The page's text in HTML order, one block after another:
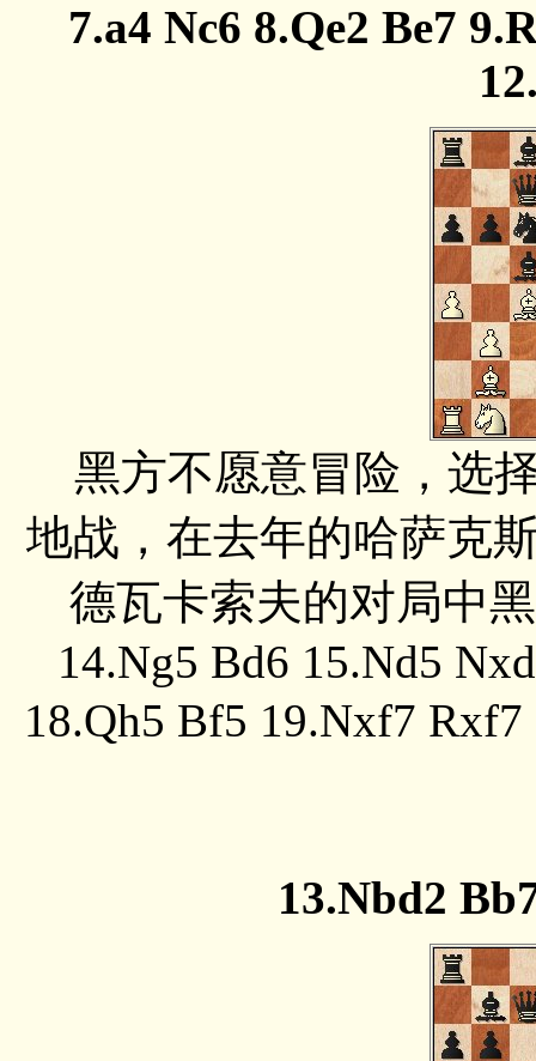
7.a4 Nc6 8.Qe2 Be7
黑方不愿意冒险，选
地战，在去年的哈萨克
德瓦卡索夫的对局中
14.Ng5 Bd6 15.Nd5
18.Qh5 Bf5 19.Nxf7
13.Nbd2